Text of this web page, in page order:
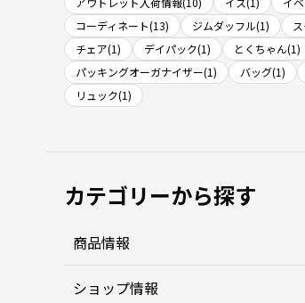
コーディネート(13)
ジムダッフル(1)
チェア(1)
デイパック(1) とくちゃん(1)
パッキングオーガナイザー(1)
バッグ(1)
リュック(1)
カテゴリーから探す
商品情報
ショップ情報